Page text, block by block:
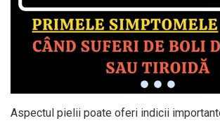
Aspectul pielii poate oferi indicii